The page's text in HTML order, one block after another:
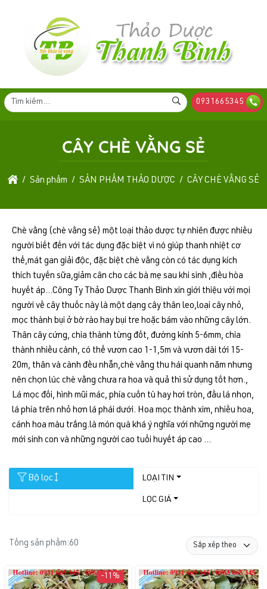
0931665345
CÂY CHÈ VẰNG SẺ
Sản phẩm SẢN PHẨM THẢO DƯỢC CÂY CHÈ VẰNG SẺ
Chè vằng (chè vằng sẻ) một loại thảo dược tự nhiên được nhiều
người biết đến với tác dụng đặc biệt vì nó giúp thanh nhiệt cơ
thể,mát gan giải độc, đặc biệt chè vằng còn có tác dụng kích
thích tuyến sữa,giảm cân cho các bà mẹ sau khi sinh ,điều hòa
huyết áp...Công Ty Thảo Dược Thanh Bình xin giới thiệu với mọi
người về cây thuốc này là một dạng cây thân leo,loại cây nhỏ,
mọc thành bụi ở bờ rào hay bụi tre hoặc bám vào những cây lớn.
Thân cây cứng, chia thành từng đốt, đường kính 5-6mm, chia
thành nhiều cành, có thể vươn cao 1-1,5m và vươn dài tới 15-
20m, thân và cành đều nhẵn,chè vằng thu hái quanh năm nhưng
nên chọn lúc chè vằng chưa ra hoa và quả thì sử dụng tốt hơn.,
Lá mọc đối, hình mũi mác, phía cuốn tù hay hơi tròn, đầu lá nhọn,
lá phía trên nhỏ hơn lá phái dưới. Hoa mọc thành xim, nhiều hoa,
cánh hoa màu trắng.là món quà khá ý nghĩa với những người mẹ
mới sinh con và những người cao tuổi huyết áp cao …
Bộ lọc LOẠI TIN
LỌC GIÁ
Tổng sản phẩm:60
-11%